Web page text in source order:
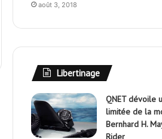
août 3, 2018
Libertinage
QNET dévoile
limitée de la
Bernhard H.
Rider